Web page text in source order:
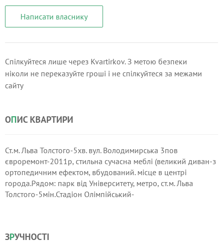
Написати власнику
Спілкуйтеся лише через Kvartirkov. З метою безпеки
ніколи не переказуйте гроші і не спілкуйтеся за межами
сайту
ОПИС КВАРТИРИ
Ст.м. Льва Толстого-5хв. вул. Володимирська 3пов
євроремонт-2011р, стильна сучасна меблі (великий диван-з
ортопедичним ефектом, вбудований. місце в центрі
города.Рядом: парк від Університету, метро, ​​ст.м. Льва
Толстого-5мін.Стадіон Олімпійський-
ЗРУЧНОСТІ